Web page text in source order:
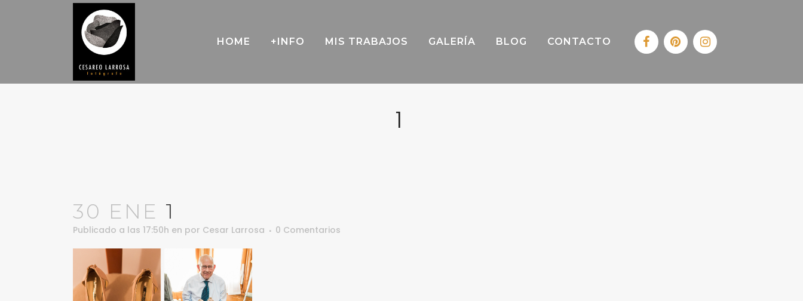
HOME +INFO MIS TRABAJOS GALERÍA BLOG CONTACTO
1
30 ENE 1
Publicado a las 17:50h en por Cesar Larrosa 0 Comentarios